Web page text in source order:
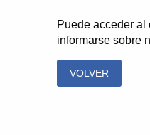
Puede acceder
informarse sobre
VOLVER